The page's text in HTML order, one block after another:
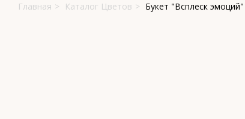
Главная > Каталог Цветов > Букет "Всплеск эмоций"